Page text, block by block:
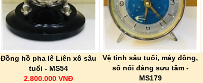
Đồng hồ pha lê Liên xô sâu
tuổi - MS54
2.800.000 VNĐ
Vệ tinh sâu tuổi, máy đồng,
số nổi đáng sưu tầm -
MS179